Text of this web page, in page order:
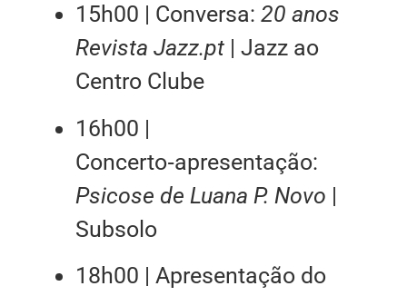
15h00 | Conversa: 20 anos
Revista Jazz.pt| Jazz ao
Centro Clube
16h00 |
Concerto‑apresentação:
Psicose de Luana P. Novo |
Subsolo
18h00 | Apresentação do